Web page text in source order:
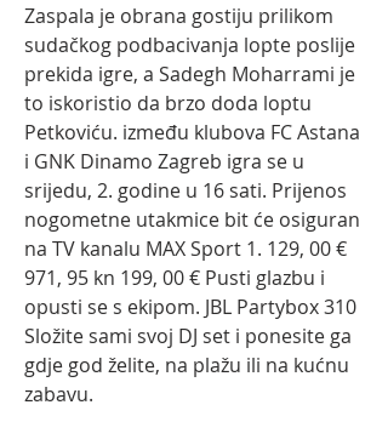
Zaspala je obrana gostiju prilikom
sudačkog podbacivanja lopte poslije
prekida igre, a Sadegh Moharrami je
to iskoristio da brzo doda loptu
Petkoviću. između klubova FC Astana
i GNK Dinamo Zagreb igra se u
srijedu, 2. godine u 16 sati. Prijenos
nogometne utakmice bit će osiguran
na TV kanalu MAX Sport 1. 129, 00 €
971, 95 kn 199, 00 € Pusti glazbu i
opusti se s ekipom. JBL Partybox 310
Složite sami svoj DJ set i ponesite ga
gdje god želite, na plažu ili na kućnu
zabavu.